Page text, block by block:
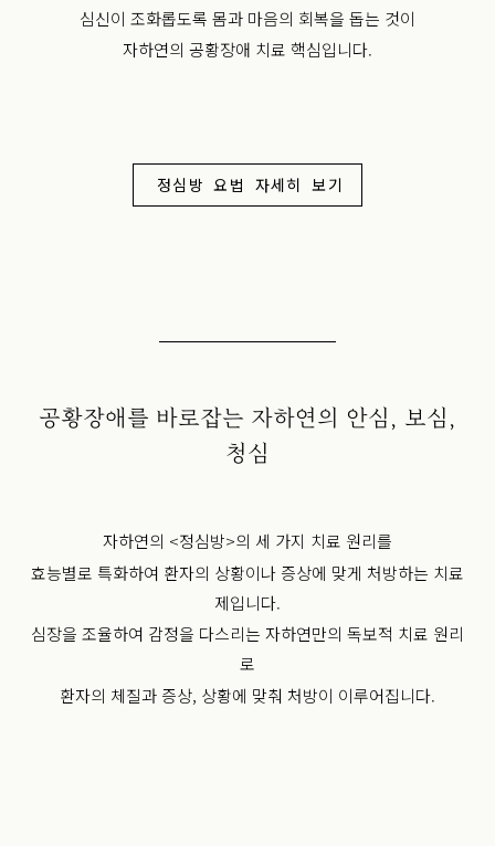
심신이 조화롭도록 몸과 마음의 회복을 돕는 것이
자하연의 공황장애 치료 핵심입니다.
정심방 요법 자세히 보기
공황장애를 바로잡는 자하연의 안심, 보심,
청심
자하연의 <정심방>의 세 가지 치료 원리를
효능별로 특화하여 환자의 상황이나 증상에 맞게 처방하는 치료
제입니다.
심장을 조율하여 감정을 다스리는 자하연만의 독보적 치료 원리
로
환자의 체질과 증상, 상황에 맞춰 처방이 이루어집니다.